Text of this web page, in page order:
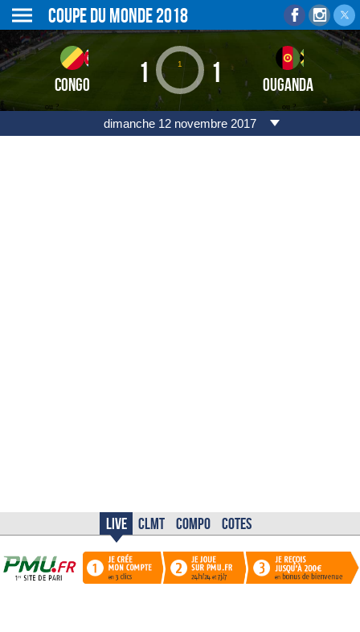
Coupe du monde 2018
CONGO 1 1 1 OUGANDA
ou ? ou ?
dimanche 12 novembre 2017